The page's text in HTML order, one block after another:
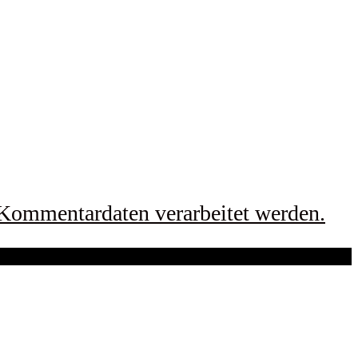
verarbeitet werden.